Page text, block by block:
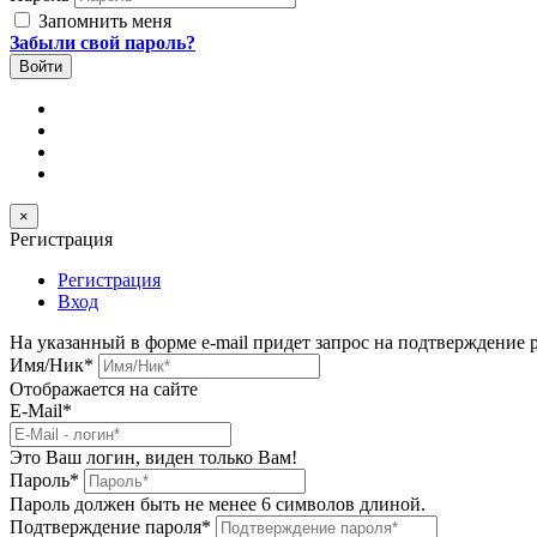
Запомнить меня
Забыли свой пароль?
×
Регистрация
Регистрация
Вход
На указанный в форме e-mail придет запрос на подтверждение
Имя/Ник*
Отображается на сайте
E-Mail*
Это Ваш логин, виден только Вам!
Пароль*
Пароль должен быть не менее 6 символов длиной.
Подтверждение пароля*